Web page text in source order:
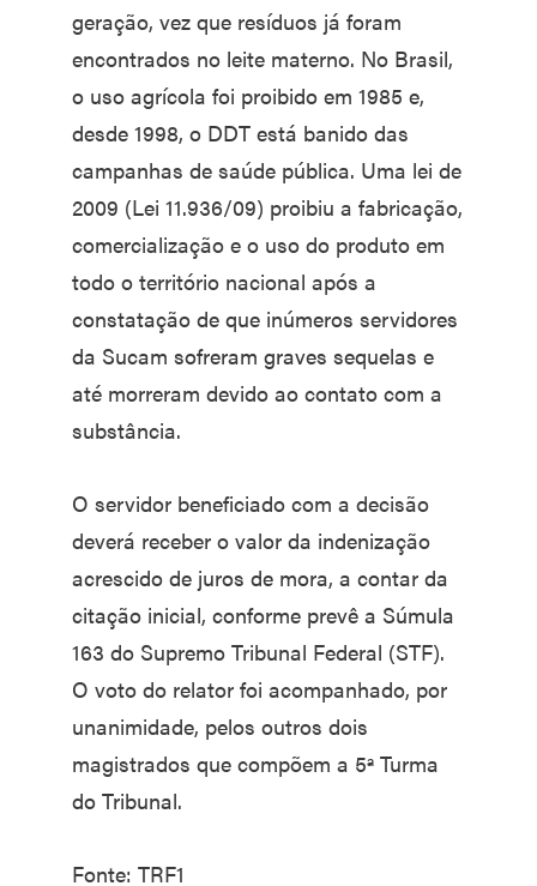
geração, vez que resíduos já foram
encontrados no leite materno. No Brasil,
o uso agrícola foi proibido em 1985 e,
desde 1998, o DDT está banido das
campanhas de saúde pública. Uma lei de
2009 (Lei 11.936/09) proibiu a fabricação,
comercialização e o uso do produto em
todo o território nacional após a
constatação de que inúmeros servidores
da Sucam sofreram graves sequelas e
até morreram devido ao contato com a
substância.
O servidor beneficiado com a decisão
deverá receber o valor da indenização
acrescido de juros de mora, a contar da
citação inicial, conforme prevê a Súmula
163 do Supremo Tribunal Federal (STF).
O voto do relator foi acompanhado, por
unanimidade, pelos outros dois
magistrados que compõem a 5ª Turma
do Tribunal.
Fonte: TRF1